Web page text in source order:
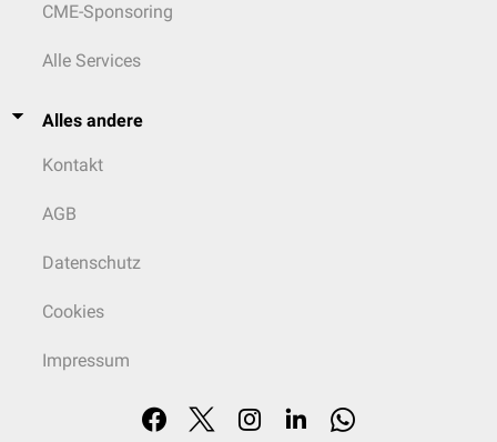
CME-Sponsoring
Alle Services
Alles andere
Kontakt
AGB
Datenschutz
Cookies
Impressum